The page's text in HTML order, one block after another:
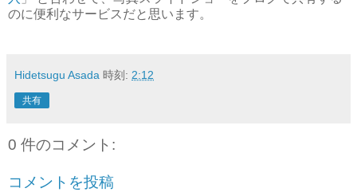
のに便利なサービスだと思います。
Hidetsugu Asada 時刻: 2:12
共有
0 件のコメント:
コメントを投稿